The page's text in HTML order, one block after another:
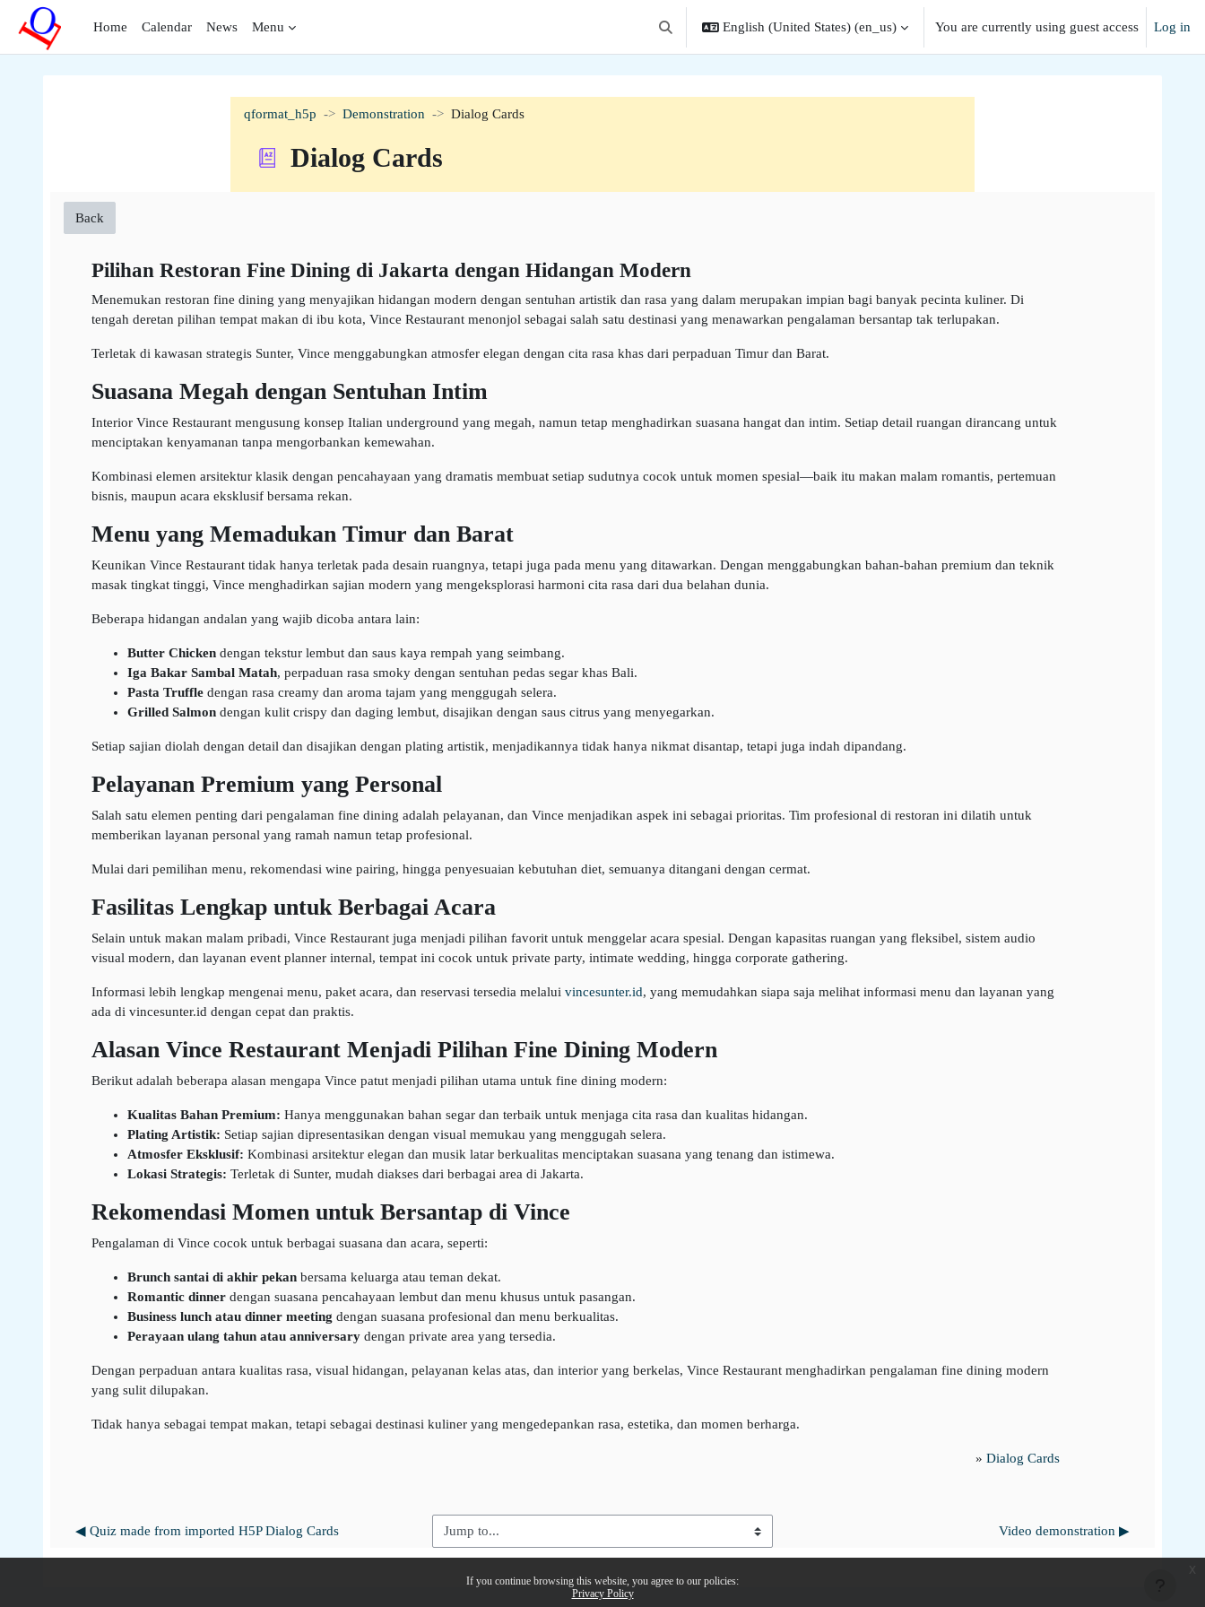
Skip to main content
If you continue browsing this website, you agree to our policies:
Privacy Policy
Home Calendar News Menu
Toggle search input
English (United States) ‎(en_us)‎ You are currently using guest access Log in
qformat_h5p Demonstration Dialog Cards
Dialog Cards
Back
Pilihan Restoran Fine Dining di Jakarta dengan Hidangan Modern
Menemukan restoran fine dining yang menyajikan hidangan modern dengan sentuhan artistik dan rasa yang dalam merupakan impian bagi banyak pecinta kuliner. Di
tengah deretan pilihan tempat makan di ibu kota, Vince Restaurant menonjol sebagai salah satu destinasi yang menawarkan pengalaman bersantap tak terlupakan.
Terletak di kawasan strategis Sunter, Vince menggabungkan atmosfer elegan dengan cita rasa khas dari perpaduan Timur dan Barat.
Suasana Megah dengan Sentuhan Intim
Interior Vince Restaurant mengusung konsep Italian underground yang megah, namun tetap menghadirkan suasana hangat dan intim. Setiap detail ruangan dirancang untuk
menciptakan kenyamanan tanpa mengorbankan kemewahan.
Kombinasi elemen arsitektur klasik dengan pencahayaan yang dramatis membuat setiap sudutnya cocok untuk momen spesial—baik itu makan malam romantis, pertemuan
bisnis, maupun acara eksklusif bersama rekan.
Menu yang Memadukan Timur dan Barat
Keunikan Vince Restaurant tidak hanya terletak pada desain ruangnya, tetapi juga pada menu yang ditawarkan. Dengan menggabungkan bahan-bahan premium dan teknik
masak tingkat tinggi, Vince menghadirkan sajian modern yang mengeksplorasi harmoni cita rasa dari dua belahan dunia.
Beberapa hidangan andalan yang wajib dicoba antara lain:
Butter Chickendengan tekstur lembut dan saus kaya rempah yang seimbang.
Iga Bakar Sambal Matah, perpaduan rasa smoky dengan sentuhan pedas segar khas Bali.
Pasta Truffledengan rasa creamy dan aroma tajam yang menggugah selera.
Grilled Salmondengan kulit crispy dan daging lembut, disajikan dengan saus citrus yang menyegarkan.
Setiap sajian diolah dengan detail dan disajikan dengan plating artistik, menjadikannya tidak hanya nikmat disantap, tetapi juga indah dipandang.
Pelayanan Premium yang Personal
Salah satu elemen penting dari pengalaman fine dining adalah pelayanan, dan Vince menjadikan aspek ini sebagai prioritas. Tim profesional di restoran ini dilatih untuk
memberikan layanan personal yang ramah namun tetap profesional.
Mulai dari pemilihan menu, rekomendasi wine pairing, hingga penyesuaian kebutuhan diet, semuanya ditangani dengan cermat.
Fasilitas Lengkap untuk Berbagai Acara
Selain untuk makan malam pribadi, Vince Restaurant juga menjadi pilihan favorit untuk menggelar acara spesial. Dengan kapasitas ruangan yang fleksibel, sistem audio
visual modern, dan layanan event planner internal, tempat ini cocok untuk private party, intimate wedding, hingga corporate gathering.
Informasi lebih lengkap mengenai menu, paket acara, dan reservasi tersedia melalui vincesunter.id, yang memudahkan siapa saja melihat informasi menu dan layanan yang
ada di vincesunter.id dengan cepat dan praktis.
Alasan Vince Restaurant Menjadi Pilihan Fine Dining Modern
Berikut adalah beberapa alasan mengapa Vince patut menjadi pilihan utama untuk fine dining modern:
Kualitas Bahan Premium: Hanya menggunakan bahan segar dan terbaik untuk menjaga cita rasa dan kualitas hidangan.
Plating Artistik: Setiap sajian dipresentasikan dengan visual memukau yang menggugah selera.
Atmosfer Eksklusif: Kombinasi arsitektur elegan dan musik latar berkualitas menciptakan suasana yang tenang dan istimewa.
Lokasi Strategis: Terletak di Sunter, mudah diakses dari berbagai area di Jakarta.
Rekomendasi Momen untuk Bersantap di Vince
Pengalaman di Vince cocok untuk berbagai suasana dan acara, seperti:
Brunch santai di akhir pekanbersama keluarga atau teman dekat.
Romantic dinnerdengan suasana pencahayaan lembut dan menu khusus untuk pasangan.
Business lunch atau dinner meeting dengan suasana profesional dan menu berkualitas.
Perayaan ulang tahun atau anniversarydengan private area yang tersedia.
Dengan perpaduan antara kualitas rasa, visual hidangan, pelayanan kelas atas, dan interior yang berkelas, Vince Restaurant menghadirkan pengalaman fine dining modern
yang sulit dilupakan.
Tidak hanya sebagai tempat makan, tetapi sebagai destinasi kuliner yang mengedepankan rasa, estetika, dan momen berharga.
» Dialog Cards
◀︎ Quiz made from imported H5P Dialog Cards
Jump to...
Video demonstration ▶︎